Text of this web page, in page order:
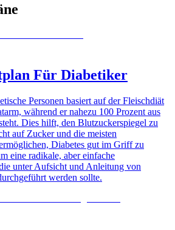
Für Diabetiker
Personen basiert auf der Fleischdiät
während er nahezu 100 Prozent aus
Dies hilft, den Blutzuckerspiegel zu
auf Zucker und die meisten
Diabetes gut im Griff zu
eine radikale, aber einfache
unter Aufsicht und Anleitung von
werden sollte.